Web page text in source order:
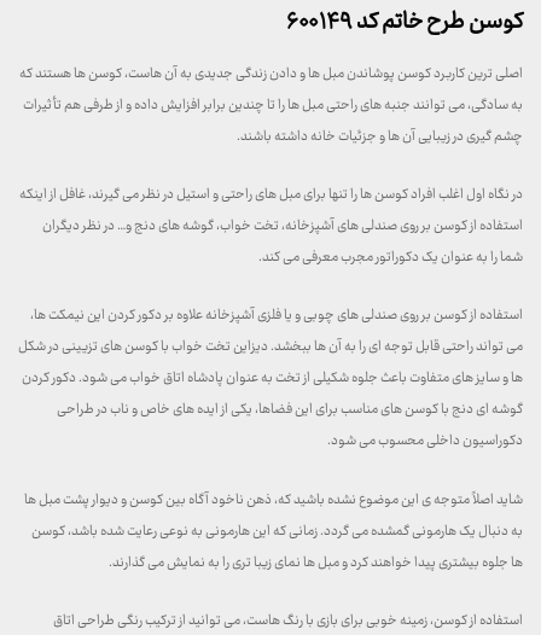
کوسن طرح خاتم کد ۶۰۰۱۴۹
اصلی ترین کاربرد کوسن پوشاندن مبل ها و دادن زندگی جدیدی به آن هاست، کوسن ها هستند که
به سادگی، می توانند جنبه های راحتی مبل ها را تا چندین برابر افزایش داده و از طرفی هم تأثیرات
چشم گیری در زیبایی آن ها و جزئیات خانه داشته باشند.
در نگاه اول اغلب افراد کوسن ها را تنها برای مبل های راحتی و استیل در نظر می گیرند، غافل از اینکه
استفاده از کوسن بر روی صندلی های آشپزخانه، تخت خواب، گوشه های دنج و… در نظر دیگران
شما را به عنوان یک دکوراتور مجرب معرفی می کند.
استفاده از کوسن بر روی صندلی های چوبی و یا فلزی آشپزخانه علاوه بر دکور کردن این نیمکت ها،
می تواند راحتی قابل توجه ای را به آن ها ببخشد. دیزاین تخت خواب با کوسن های تزیینی در شکل
ها و سایز های متفاوت باعث جلوه شکیلی از تخت به عنوان پادشاه اتاق خواب می شود. دکور کردن
گوشه ای دنج با کوسن های مناسب برای این فضاها، یکی از ایده های خاص و ناب در طراحی
دکوراسیون داخلی محسوب می شود.
شاید اصلاً متوجه ی این موضوع نشده باشید که، ذهن ناخود آگاه بین کوسن و دیوار پشت مبل ها
به دنبال یک هارمونی گمشده می گردد. زمانی که این هارمونی به نوعی رعایت شده باشد، کوسن
ها جلوه بیشتری پیدا خواهند کرد و مبل ها نمای زیبا تری را به نمایش می گذارند.
استفاده از کوسن، زمینه خوبی برای بازی با رنگ هاست، می توانید از ترکیب رنگی طراحی اتاق